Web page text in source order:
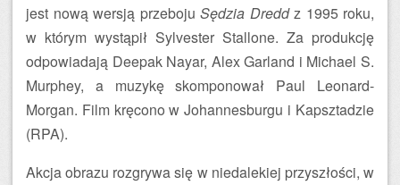
jest nową wersją przeboju Sędzia Dreddz 1995 roku,
w którym wystąpił Sylvester Stallone. Za produkcję
odpowiadają Deepak Nayar, Alex Garland i Michael S.
Murphey, a muzykę skomponował Paul Leonard-
Morgan. Film kręcono w Johannesburgu i Kapsztadzie
(RPA).
Akcja obrazu rozgrywa się w niedalekiej przyszłości, w